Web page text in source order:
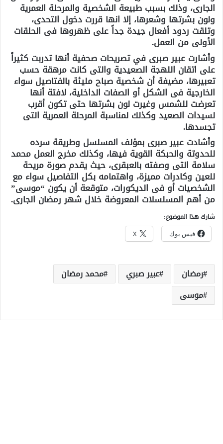
الجارى، وذلك بسبب طبيعة الشخصية والمرحلة العمرية
ولون بشرتها وشعرها، إلا انها قررت دخول التحدى،
وتلقت ردود أفعال جيدة جداً على ظهروها فى الحلقات
الأولى من العمل.
وأشارت عبير صبرى في تصريحات صحفية أنها تدربت كثيراً
على اتقان اللهجة الصعيدية والتى كانت مرهقة حسب
تعبيرها، مضيفة أن شخصية صباح مليئة بالفتاصيل سواء
الخارجية فى الشكل أو الصفات الداخلية، لافتة أنها
تعرضت للشمس وغيرت لون بشرتها حتى تكون أقرب
لسيدات الصعيد وكذلك لمناسبة المرحلة العمرية التى
تجسدها.
وأشادت عبير صبرى بمؤلف المسلسل وطريقة سرده
للحدوتة والحبكة القوية فيها، وكذلك مخرج العمل محمد
سلامة التى وصفته بالعبقرى، حيث يقدم صورة مريحة
للعين وكادرات مميزة، واهتمامه بكل التفاصيل سواء مع
الشخصيات أو فى الديكورات، متوقعة أن يكون “موسى”
من أهم المسلسلات المعروضة خلال شهر رمضان الجارى.
شارك هذا الموضوع:
فيس بوك X
رمضان عبير صبري
محمد رمضان
موسى